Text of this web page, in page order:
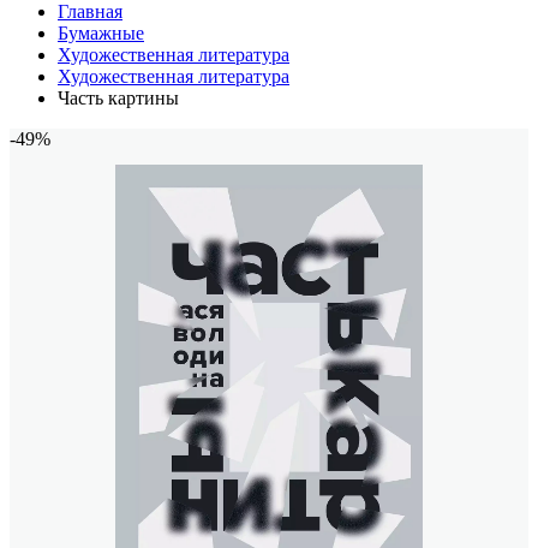
Главная
Бумажные
Художественная литература
Художественная литература
Часть картины
-49%